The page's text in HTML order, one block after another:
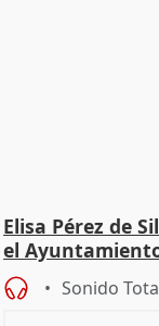
Elisa Pérez de
el
Sonido